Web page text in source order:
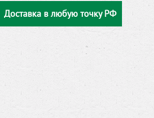
Доставка в любую точку РФ